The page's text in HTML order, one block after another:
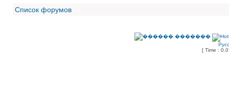
Список форумов
[ Time :